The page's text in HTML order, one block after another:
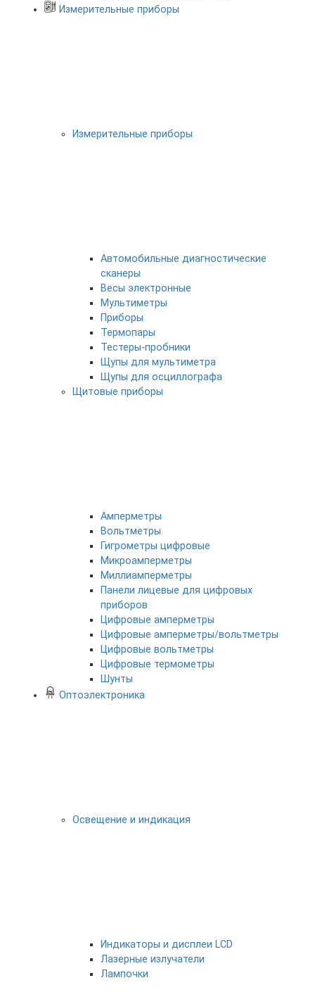
Измерительные приборы
Измерительные приборы
Автомобильные диагностические
сканеры
Весы электронные
Мультиметры
Приборы
Термопары
Тестеры-пробники
Щупы для мультиметра
Щупы для осциллографа
Щитовые приборы
Амперметры
Вольтметры
Гигрометры цифровые
Микроамперметры
Миллиамперметры
Панели лицевые для цифровых
приборов
Цифровые амперметры
Цифровые амперметры/вольтметры
Цифровые вольтметры
Цифровые термометры
Шунты
Оптоэлектроника
Освещение и индикация
Индикаторы и дисплеи LCD
Лазерные излучатели
Лампочки